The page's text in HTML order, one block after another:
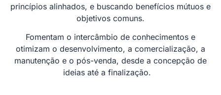
princípios alinhados, e buscando benefícios mútuos e
objetivos comuns.
Fomentam o intercâmbio de conhecimentos e
otimizam o desenvolvimento, a comercialização, a
manutenção e o pós-venda, desde a concepção de
ideias até a finalização.